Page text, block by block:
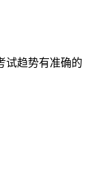
试趋势有准确的